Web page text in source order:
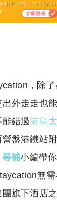
，除
外走走也
能錯過港島
營盤港鐵站
補小編帶
無
旗下酒店